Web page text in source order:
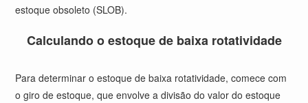
estoque obsoleto (SLOB).
Calculando o estoque de baixa rotatividade
Para determinar o estoque de baixa rotatividade, comece com
o giro de estoque, que envolve a divisão do valor do estoque